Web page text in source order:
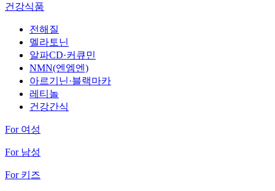
건강식품
전해질
멜라토닌
알파CD·커큐민
NMN(엔엠엔)
아르기닌·블랙마카
레티놀
건강간식
For 여성
For 남성
For 키즈